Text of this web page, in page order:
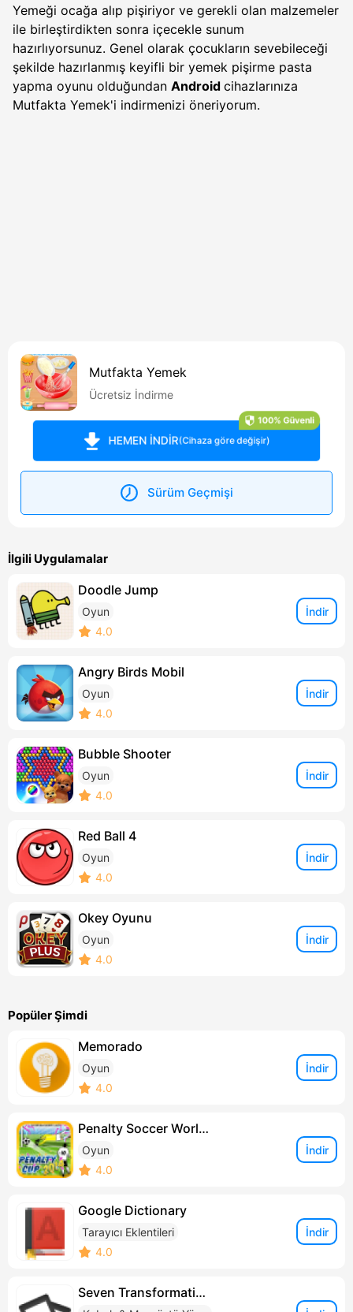
Yemeği ocağa alıp pişiriyor ve gerekli olan malzemeler
ile birleştirdikten sonra içecekle sunum
hazırlıyorsunuz. Genel olarak çocukların sevebileceği
şekilde hazırlanmış keyifli bir yemek pişirme pasta
yapma oyunu olduğundan Android cihazlarınıza
Mutfakta Yemek'i indirmenizi öneriyorum.
Mutfakta Yemek
Ücretsiz İndirme
HEMEN İNDİR(Cihaza göre değişir)
100% Güvenli
Sürüm Geçmişi
İlgili Uygulamalar
Doodle Jump
Oyun
4.0
İndir
Angry Birds Mobil
Oyun
4.0
İndir
Bubble Shooter
Oyun
4.0
İndir
Red Ball 4
Oyun
4.0
İndir
Okey Oyunu
Oyun
4.0
İndir
Popüler Şimdi
Memorado
Oyun
4.0
İndir
Penalty Soccer World Cup Game
Oyun
4.0
İndir
Google Dictionary
Tarayıcı Eklentileri
4.0
İndir
Seven Transformation Pack